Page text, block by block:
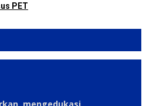
PET
mengedukasi